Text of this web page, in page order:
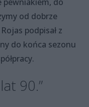
od dobrze
podpisał z
do końca sezonu
90.”